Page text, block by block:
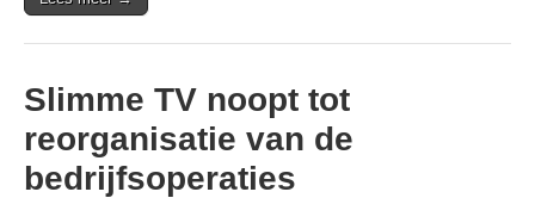
Slimme TV noopt tot
reorganisatie van de
bedrijfsoperaties